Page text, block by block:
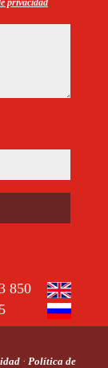
privacidad
850
· Política de